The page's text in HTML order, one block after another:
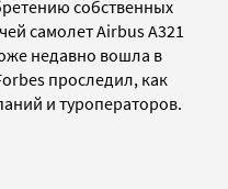
собственных
самолет Airbus A321
недавно вошла в
проследил, как
и туроператоров.